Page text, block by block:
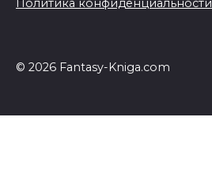
Политика конфиденциальности
© 2026 Fantasy-Kniga.com